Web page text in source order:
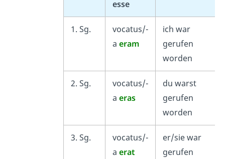
esse
1. Sg.
vocatus/-
a eram
ich war
gerufen
worden
2. Sg.
vocatus/-
a eras
du warst
gerufen
worden
3. Sg.
vocatus/-
a erat
er/sie war
gerufen